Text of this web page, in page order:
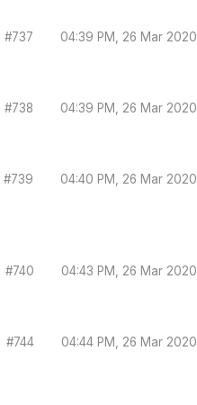
#737 04:39 PM, 26 Mar 2020
#738 04:39 PM, 26 Mar 2020
#739 04:40 PM, 26 Mar 2020
#740 04:43 PM, 26 Mar 2020
#744 04:44 PM, 26 Mar 2020